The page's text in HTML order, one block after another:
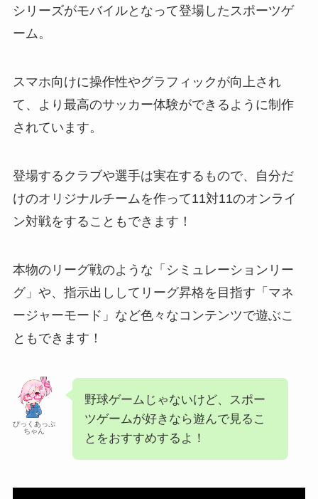
シリーズがモバイルとなって登場したスポーツゲ
ーム。
スマホ向けに操作性やグラフィックが向上され
て、より最高のサッカー体験ができるように制作
されています。
登場するクラブや選手は実在するもので、自分だ
けのオリジナルチームを作って11対11のオンライ
ン対戦をすることもできます！
本物のリーグ戦のような「シミュレーションリー
グ」や、指示出ししてリーグ昇格を目指す「マネ
ージャーモード」など色々なコンテンツで遊ぶこ
ともできます！
ぴっくあっぷ
ちゃん
野球ゲームじゃないけど、スポー
ツゲームが好きなら遊んで見るこ
とをおすすめするよ！